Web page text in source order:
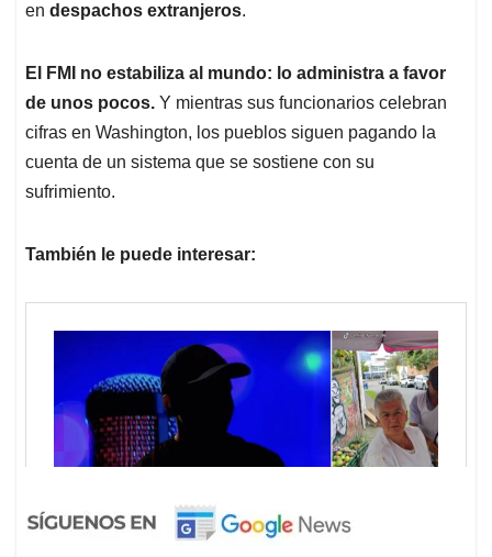
en despachos extranjeros.
El FMI no estabiliza al mundo: lo administra a favor
de unos pocos. Y mientras sus funcionarios celebran
cifras en Washington, los pueblos siguen pagando la
cuenta de un sistema que se sostiene con su
sufrimiento.
También le puede interesar: